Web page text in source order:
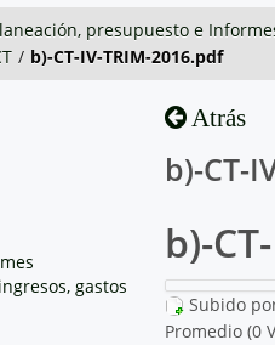
presupuesto e
/ b)-CT-IV-TRIM-2016.pdf
gastos
Atrás
b)-CT-
b)-
Subido
Promedio (0